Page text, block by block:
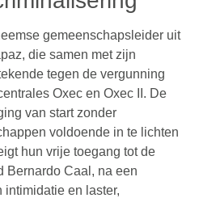
gemeenschapsleider uit
die samen met zijn
tegen de vergunning
Oxec en Oxec II. De
van start zonder
voldoende in te lichten
hun vrije toegang tot de
Bernardo Caal, na een
intimidatie en laster,